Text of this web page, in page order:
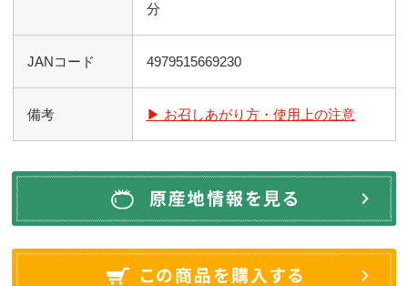
分
JANコード 4979515669230
備考 ▶ お召しあがり方・使用上の注意